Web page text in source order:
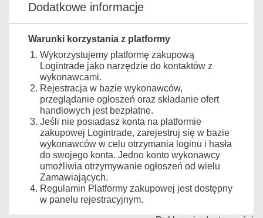
Dodatkowe informacje
Warunki korzystania z platformy
Wykorzystujemy platformę zakupową
Logintrade jako narzędzie do kontaktów z
wykonawcami.
Rejestracja w bazie wykonawców,
przeglądanie ogłoszeń oraz składanie ofert
handlowych jest bezpłatne.
Jeśli nie posiadasz konta na platformie
zakupowej Logintrade, zarejestruj się w bazie
wykonawców w celu otrzymania loginu i hasła
do swojego konta. Jedno konto wykonawcy
umożliwia otrzymywanie ogłoszeń od wielu
Zamawiających.
Regulamin Platformy zakupowej jest dostępny
w panelu rejestracyjnym.